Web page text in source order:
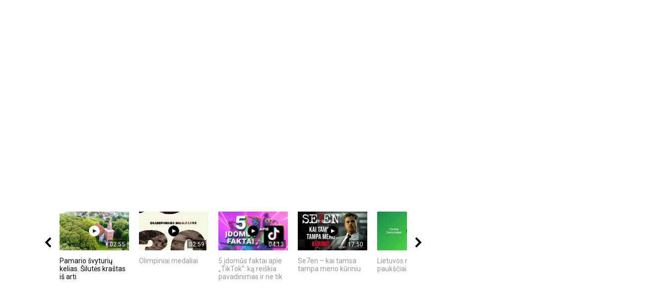
02:55
Pamario švyturių
kelias. Šilutės kraštas
iš arti
02:59
Olimpiniai medaliai
04:13
5 įdomūs faktai apie
„TikTok“: ką reiškia
pavadinimas ir ne tik
17:50
Se7en – kai tamsa
tampa meno kūriniu
Lietuvos miškų
paukščiai